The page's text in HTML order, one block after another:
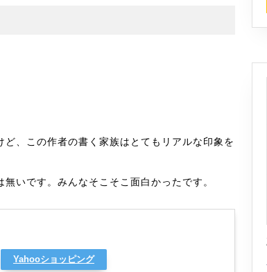
、この作者の書く家族はとてもリアルな印象を
いです。みんなそこそこ面白かったです。
Yahooショッピング